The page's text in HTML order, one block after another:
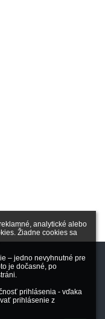
analytické alebo
Žiadne cookies sa
– jedno nevyhnutné pre
je dočasné, po
prihlásenia - vďaka
prihlásenie z